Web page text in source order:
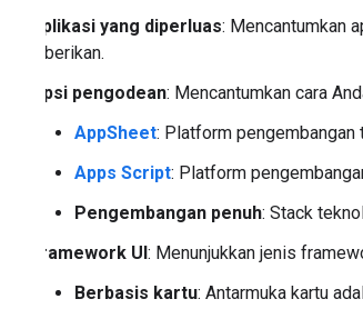
Aplikasi yang diperluas: Mencantumkan
diberikan.
Opsi pengodean: Mencantumkan cara
AppSheet: Platform pengembangan
Apps Script: Platform
Pengembangan penuh: Stack
Framework UI: Menunjukkan jenis
Berbasis kartu: Antarmuka kartu